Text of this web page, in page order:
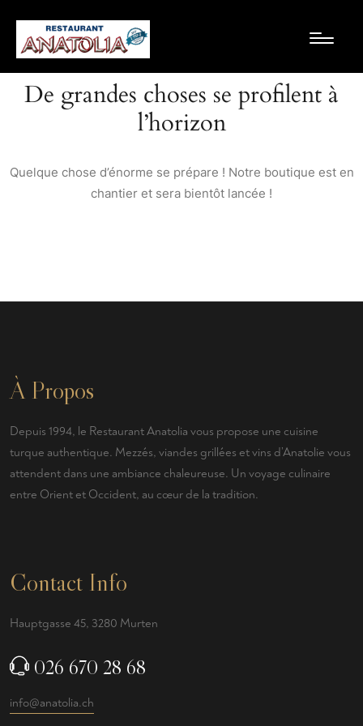
De grandes choses se profilent à
l’horizon
Quelque chose d’énorme se prépare ! Notre boutique est en
chantier et sera bientôt lancée !
À Propos
Depuis 1994, le Restaurant Anatolia vous propose une cuisine
turque authentique. Mezzés, viandes grillées et vins d’Anatolie vous
attendent dans une ambiance chaleureuse. Un voyage culinaire
entre Orient et Occident, au cœur de la tradition.
Contact Info
Hauptgasse 45, 3280 Murten
026 670 28 68
info@anatolia.ch